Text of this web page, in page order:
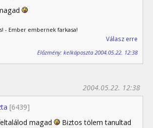
- Ember embernek farkasa!
Válasz erre
Előzmény: kelkáposzta 2004.05.22. 12:38
[6439]
2004.05.22. 12:38
magad
Biztos tölem tanultad